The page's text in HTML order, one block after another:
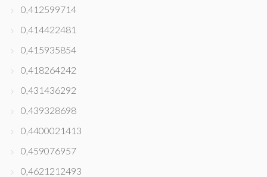
0,412599714
0,414422481
0,415935854
0,418264242
0,431436292
0,439328698
0,4400021413
0,459076957
0,4621212493